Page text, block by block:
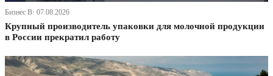
Бизнес В· 07.08.2026
Крупный производитель упаковки для молочной продукции
в России прекратил работу